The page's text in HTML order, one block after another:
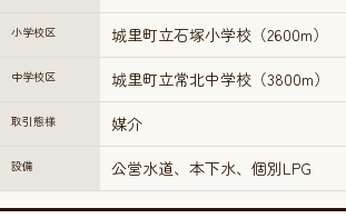
小学校区 城里町立石塚小学校（2600m）
中学校区 城里町立常北中学校（3800m）
取引態様 媒介
設備 公営水道、本下水、個別LPG